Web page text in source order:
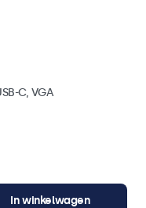
C, VGA
In winkelwagen